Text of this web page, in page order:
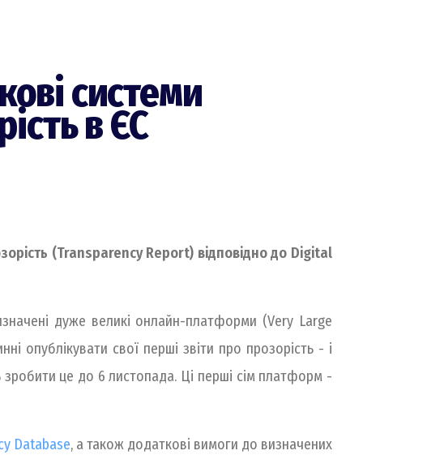
системи
в ЄС
(Transparency Report) відповідно до Digital
дуже великі онлайн-платформи (Very Large
опублікувати свої перші звіти про прозорість - і
це до 6 листопада. Ці перші сім платформ -
Database, а також додаткові вимоги до визначених